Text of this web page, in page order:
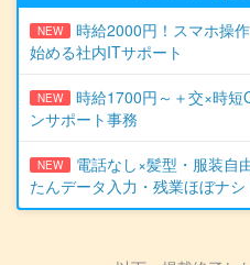
NEW
時給2000円！スマホ操
始める社内ITサポート
NEW
時給1700円～＋交×時短
ンサポート事務
NEW
電話なし×髪型・服装自
たんデータ入力・残業ほぼナシ